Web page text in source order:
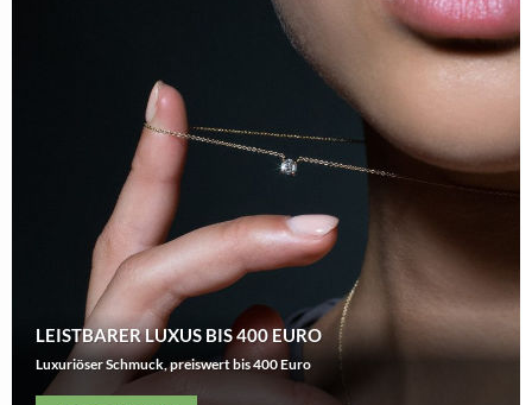
LEISTBARER LUXUS BIS 400 EURO
Luxuriöser Schmuck, preiswert bis 400 Euro